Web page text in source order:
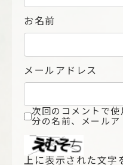
お名前
メールアドレス
次回のコメントで
分の名前、メールア
上に表示された文字